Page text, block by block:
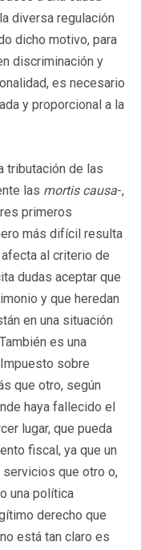
diversa regulación
dicho motivo, para
discriminación y
es necesario
y proporcional a la
tributación de las
las mortis causa-,
primeros
más difícil resulta
al criterio de
dudas aceptar que
y que heredan
en una situación
es una
sobre
que otro, según
haya fallecido el
lugar, que pueda
fiscal, ya que un
que otro o,
una política
derecho que
está tan claro es